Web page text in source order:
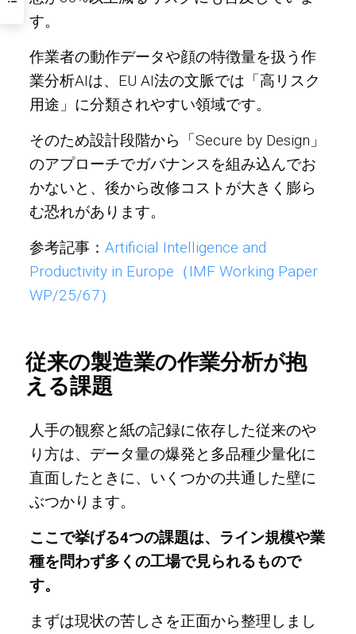
す。
作業者の動作データや顔の特徴量を扱う作
業分析AIは、EU AI法の文脈では「高リスク
用途」に分類されやすい領域です。
そのため設計段階から「Secure by Design」
のアプローチでガバナンスを組み込んでお
かないと、後から改修コストが大きく膨ら
む恐れがあります。
参考記事： Artificial Intelligence and
Productivity in Europe（IMF Working Paper
WP/25/67）
従来の製造業の作業分析が抱
える課題
人手の観察と紙の記録に依存した従来のや
り方は、データ量の爆発と多品種少量化に
直面したときに、いくつかの共通した壁に
ぶつかります。
ここで挙げる4つの課題は、ライン規模や業
種を問わず多くの工場で見られるもので
す。
まずは現状の苦しさを正面から整理しまし